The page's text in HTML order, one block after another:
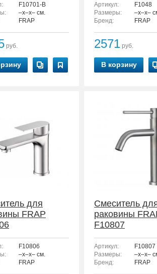
F10701-B
–x–x– см.
FRAP
руб.
Артикул:
F1048
Размеры:
–x–x–
Бренд:
FRAP
2571 руб.
В корзину
для
FRAP
F10806
–x–x– см.
FRAP
Смеситель
раковины
F10807
Артикул:
F10807
Размеры:
–x–x–
Бренд:
FRAP